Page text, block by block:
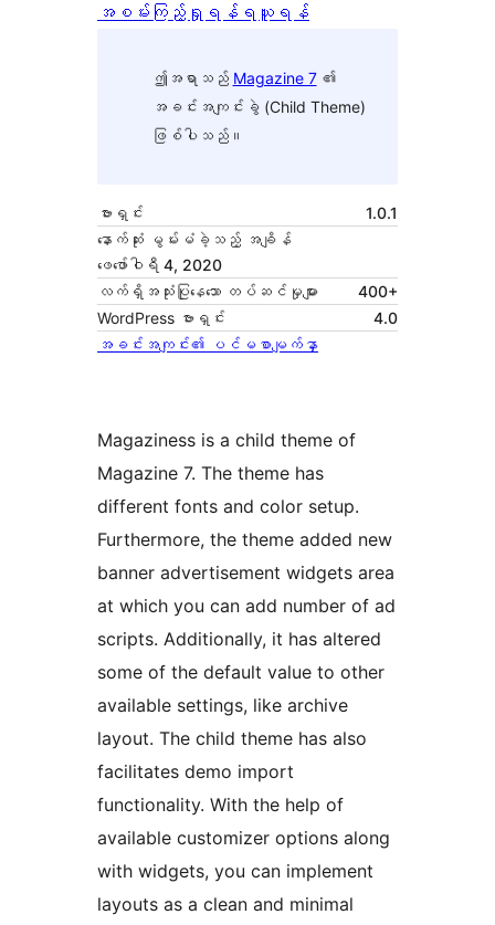
အစမ်းကြည့်ရှုရန် ရယူရန်
ဤအရာသည် Magazine 7၏
အခင်းအကျင်းခွဲ (Child Theme)
ဖြစ်ပါသည်။
ဗားရှင်း
1.0.1
နောက်ဆုံး မွမ်းမံခဲ့သည့် အချိန်
ဖေ‌ဖော်ဝါရီ 4, 2020
လက်ရှိအသုံးပြုနေသော တပ်ဆင်မှုများ
400+
WordPress ဗားရှင်း
4.0
အခင်းအကျင်း၏ ပင်မစာမျက်နှာ
Magaziness is a child theme of
Magazine 7. The theme has
different fonts and color setup.
Furthermore, the theme added new
banner advertisement widgets area
at which you can add number of ad
scripts. Additionally, it has altered
some of the default value to other
available settings, like archive
layout. The child theme has also
facilitates demo import
functionality. With the help of
available customizer options along
with widgets, you can implement
layouts as a clean and minimal